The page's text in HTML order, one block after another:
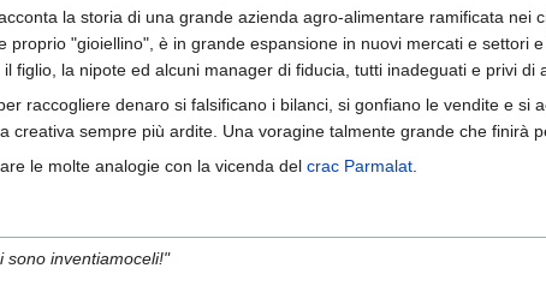
la storia di una grande azienda agro-alimentare ramificata nei
proprio "gioiellino", è in grande espansione in nuovi mercati e settori
figlio, la nipote ed alcuni manager di fiducia, tutti inadeguati e privi di
raccogliere denaro si falsificano i bilanci, si gonfiano le vendite e si
creativa sempre più ardite. Una voragine talmente grande che finirà
le molte analogie con la vicenda del crac Parmalat.
sono inventiamoceli!"